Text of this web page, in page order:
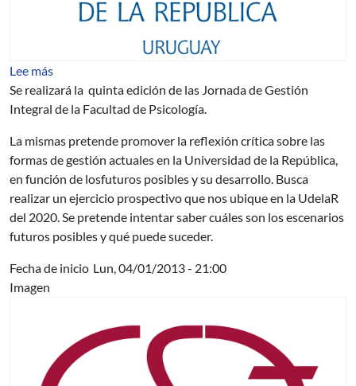
Lee más
Se realizará la quinta edición de las Jornada de Gestión
Integral de la Facultad de Psicología.
La mismas pretende promover la reflexión crítica sobre las
formas de gestión actuales en la Universidad de la República,
en función de losfuturos posibles y su desarrollo. Busca
realizar un ejercicio prospectivo que nos ubique en la UdelaR
del 2020. Se pretende intentar saber cuáles son los escenarios
futuros posibles y qué puede suceder.
Fecha de inicio Lun, 04/01/2013 - 21:00
Imagen